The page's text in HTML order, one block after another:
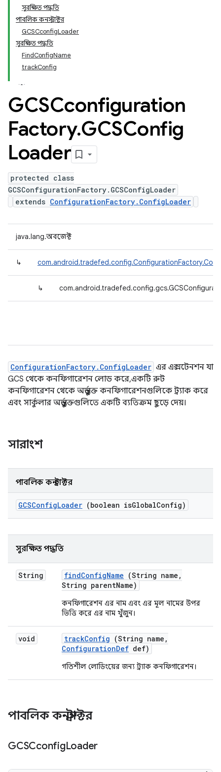
সুরক্ষিত পদ্ধতি
পাবলিক কনস্ট্রাক্টর
GCSCconfigLoader
সুরক্ষিত পদ্ধতি
FindConfigName
trackConfig
GCSCconfiguration
Factory.GCSConfig
Loader
protected class
GCSConfigurationFactory.GCSConfigLoader
extends ConfigurationFactory.ConfigLoader
java.lang.অবজেক্ট
↳
↳
ConfigurationFactory.ConfigLoader এর এক্সটেনশন যা
GCS থেকে কনফিগারেশন লোড করে, একটি রুট
কনফিগারেশন থেকে অন্তর্ভুক্ত কনফিগারেশনগুলিকে ট্র্যাক করে
এবং সার্কুলার অন্তর্ভুক্তগুলিতে একটি ব্যতিক্রম ছুড়ে দেয়।
সারাংশ
পাবলিক কনস্ট্রাক্টর
GCSConfigLoader (boolean isGlobalConfig)
সুরক্ষিত পদ্ধতি
String findConfigName (String name ,
String parentName)
কনফিগারেশন এর নাম এবং এর মূল নামের উপর
ভিত্তি করে এর নাম খুঁজুন।
void trackConfig (String name ,
ConfigurationDef def)
গতিশীল লোডিংয়ের জন্য ট্র্যাক কনফিগারেশন।
পাবলিক কনস্ট্রাক্টর
GCSCconfigLoader